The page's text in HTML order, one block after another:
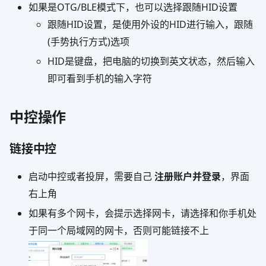
如果是OTG/BLE模式下，也可以选择跟随HID设置
跟随HID设置，是使用外设的HID进行输入，跟随
(手势执行方式)选项
HID是键盘，把电脑的切换到英文状态，然后输入
即可看到手机的输入字符
中控操作
链接中控
启动中控或者投屏，需要自己注册账户并登录，界面
右上角
如果有多个网卡，会提示选择网卡，请选择和你手机处
于同一个局域网的网卡，否则可能链接不上